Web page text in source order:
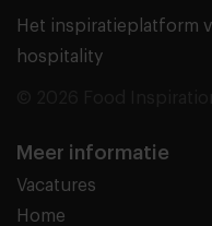
Het inspiratieplatform
hospitality
Meer informatie
Vacatures
Home